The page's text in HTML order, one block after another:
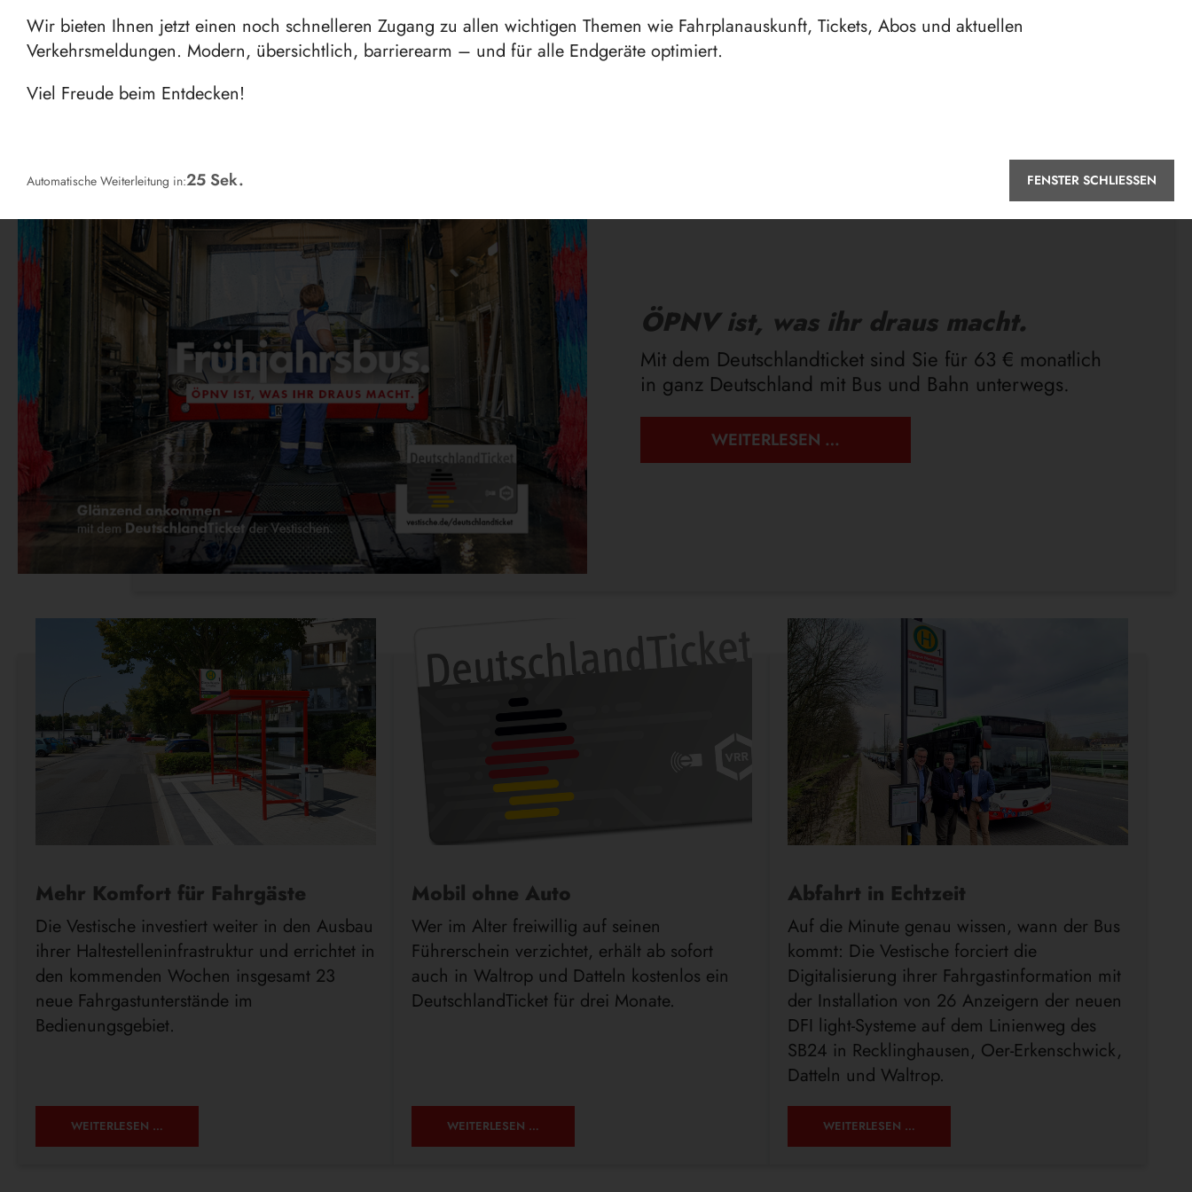
ÖPNV ist, was ihr draus macht.
Mit dem Deutschlandticket sind Sie für 63 € monatlich
in ganz Deutschland mit Bus und Bahn unterwegs.
WEITERLESEN …
IST,
Mehr Komfort für Fahrgäste
Die Vestische investiert weiter in den Ausbau
ihrer Haltestelleninfrastruktur und errichtet in
den kommenden Wochen insgesamt 23
neue Fahrgastunterstände im
Bedienungsgebiet.
WEITERLESEN …
Mobil ohne Auto
Wer im Alter freiwillig auf seinen
Führerschein verzichtet, erhält ab sofort
auch in Waltrop und Datteln kostenlos ein
DeutschlandTicket für drei Monate.
WEITERLESEN …MOBIL
Abfahrt in Echtzeit
Auf die Minute genau wissen, wann der Bus
kommt: Die Vestische forciert die
Digitalisierung ihrer Fahrgastinformation mit
der Installation von 26 Anzeigern der neuen
DFI light-Systeme auf dem Linienweg des
SB24 in Recklinghausen, Oer-Erkenschwick,
Datteln und Waltrop.
WEITERLESEN …
Wir bieten Ihnen jetzt einen noch schnelleren Zugang zu allen wichtigen Themen wie Fahrplanauskunft, Tickets, Abos und aktuellen
Verkehrsmeldungen. Modern, übersichtlich, barrierearm – und für alle Endgeräte optimiert.
Viel Freude beim Entdecken!
FENSTER SCHLIESSEN
Automatische Weiterleitung in:24 Sek.